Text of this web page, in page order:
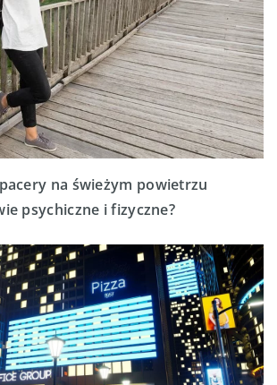
na świeżym powietrzu
psychiczne i fizyczne?